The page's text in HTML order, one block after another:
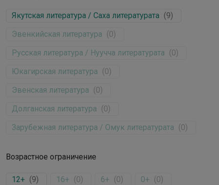
Якутская литература / Саха литературата (9)
Эвенкийская литература (0)
Русская литература / Нуучча литературата (0)
Юкагирская литература (0)
Эвенская литература (0)
Долганская литература (0)
Зарубежная литература / Омук литературата (0)
Возрастное ограничение
12+ (9) 16+ (0) 6+ (0) 0+ (0)